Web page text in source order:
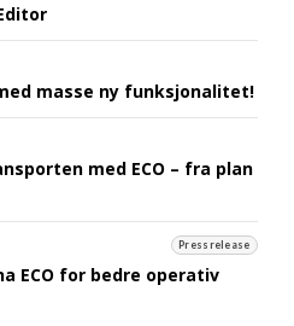
masse ny funksjonalitet!
med ECO – fra plan
Pressrelease
ECO for bedre operativ